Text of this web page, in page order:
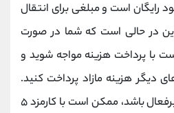
رایگان است و مبلغی برای انتقال
در حالی است که شما در صورت
با پرداخت هزینه مواجه شوید و
دیگر هزینه مازاد پرداخت کنید.
همچنین اگر حساب شما غیرفعال باشد، ممکن است با کارمزد ۵